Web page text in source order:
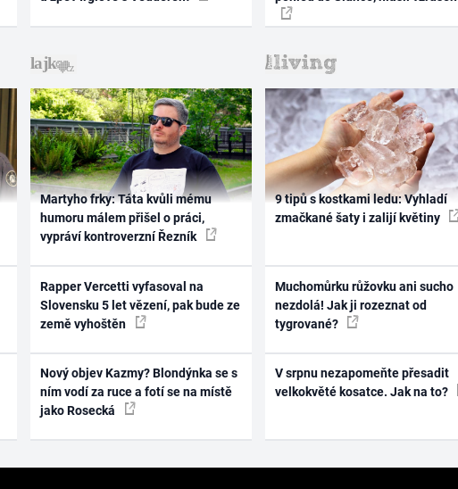
Martyho frky: Táta kvůli mému
humoru málem přišel o práci,
vypráví kontroverzní Řezník
Rapper Vercetti vyfasoval na
Slovensku 5 let vězení, pak bude ze
země vyhoštěn
Nový objev Kazmy? Blondýnka se s
ním vodí za ruce a fotí se na místě
jako Rosecká
9 tipů s kostkami ledu: Vyhladí
zmačkané šaty i zalijí květiny
Muchomůrku růžovku ani sucho
nezdolá! Jak ji rozeznat od
tygrované?
V srpnu nezapomeňte přesadit
velkokvěté kosatce. Jak na to?